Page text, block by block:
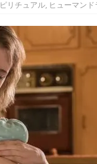
リチュアル, ヒューマンド